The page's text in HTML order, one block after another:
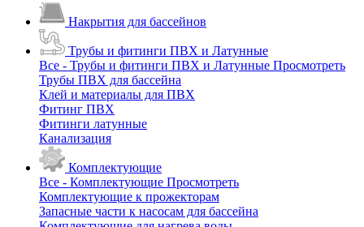
Накрытия для бассейнов
Трубы и фитинги ПВХ и Латунные
Все - Трубы и фитинги ПВХ и Латунные Просмотреть
Трубы ПВХ для бассейна
Клей и материалы для ПВХ
Фитинг ПВХ
Фитинги латунные
Канализация
Комплектующие
Все - Комплектующие Просмотреть
Комплектующие к прожекторам
Запасные части к насосам для бассейна